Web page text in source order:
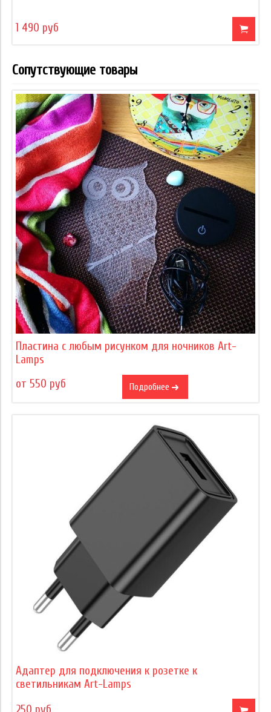
1 490 руб
Сопутствующие товары
Пластина с любым рисунком для ночников Art-
Lamps
от 550 руб
Подробнее
Адаптер для подключения к розетке к
светильникам Art-Lamps